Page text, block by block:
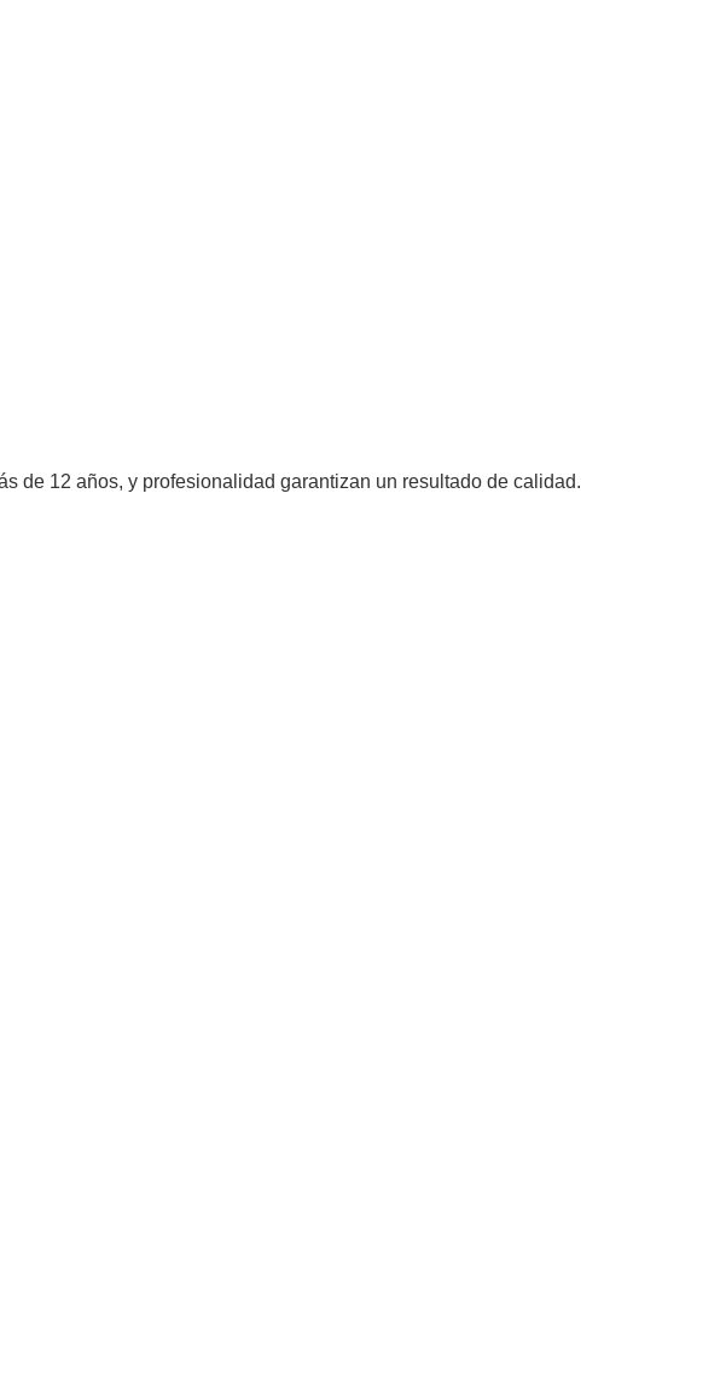
de 12 años, y profesionalidad garantizan un resultado de calidad.